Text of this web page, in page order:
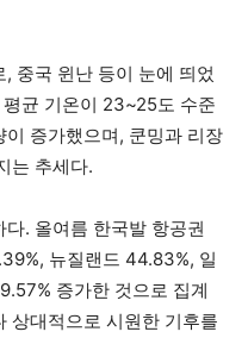
중국 윈난 등이 눈에 띄었
균 기온이 23~25도 수준
증가했으며, 쿤밍과 리장
는 추세다.
. 올여름 한국발 항공권
뉴질랜드 44.83%, 일
증가한 것으로 집계
상대적으로 시원한 기후를